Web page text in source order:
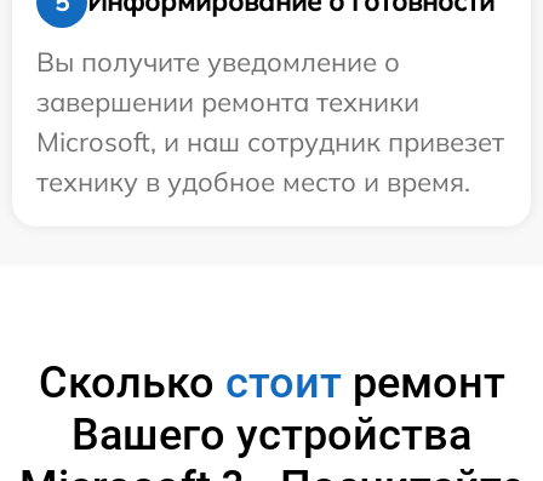
Вы получите уведомление о
завершении ремонта техники
Microsoft, и наш сотрудник привезет
технику в удобное место и время.
Сколько стоитремонт
Вашего устройства